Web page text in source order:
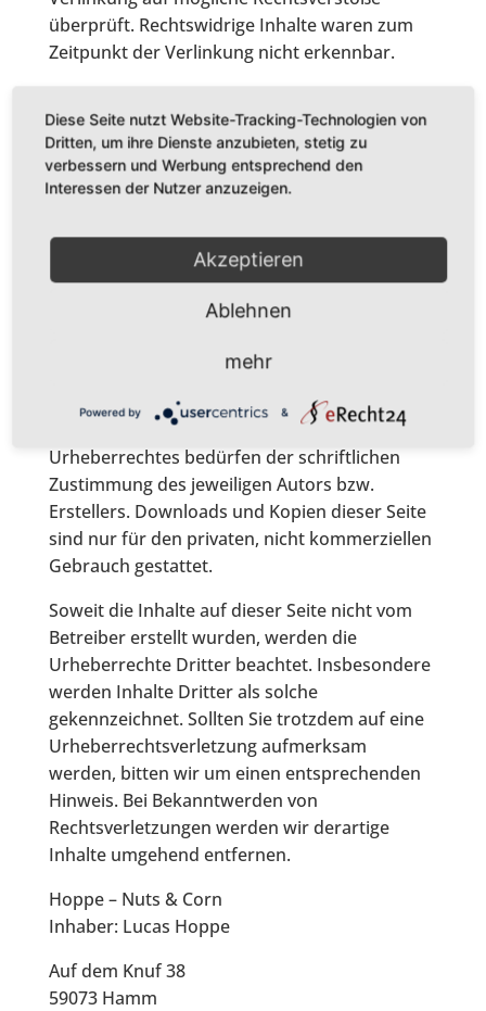
überprüft. Rechtswidrige Inhalte waren zum
Zeitpunkt der Verlinkung nicht erkennbar.
verlinkten Seiten ist jedoch ohne konkrete
Anhaltspunkte einer Rechtsverletzung nicht
zumutbar. Bei Bekanntwerden von
Rechtsverletzungen werden wir derartige Links
umgehend entfernen.
Urheberrecht
Die durch die Seitenbetreiber erstellten Inhalte
und Werke auf diesen Seiten unterliegen dem
deutschen Urheberrecht. Die Vervielfältigung,
Bearbeitung, Verbreitung und jede Art der
Verwertung außerhalb der Grenzen des
Urheberrechtes bedürfen der schriftlichen
Zustimmung des jeweiligen Autors bzw.
Erstellers. Downloads und Kopien dieser Seite
sind nur für den privaten, nicht kommerziellen
Gebrauch gestattet.
Soweit die Inhalte auf dieser Seite nicht vom
Betreiber erstellt wurden, werden die
Urheberrechte Dritter beachtet. Insbesondere
werden Inhalte Dritter als solche
gekennzeichnet. Sollten Sie trotzdem auf eine
Urheberrechtsverletzung aufmerksam
werden, bitten wir um einen entsprechenden
Hinweis. Bei Bekanntwerden von
Rechtsverletzungen werden wir derartige
Inhalte umgehend entfernen.
Hoppe – Nuts & Corn
Inhaber: Lucas Hoppe
Auf dem Knuf 38
59073 Hamm
Diese Seite nutzt Website-Tracking-Technologien von
Dritten, um ihre Dienste anzubieten, stetig zu
verbessern und Werbung entsprechend den
Interessen der Nutzer anzuzeigen.
Akzeptieren
Ablehnen
mehr
Powered by &